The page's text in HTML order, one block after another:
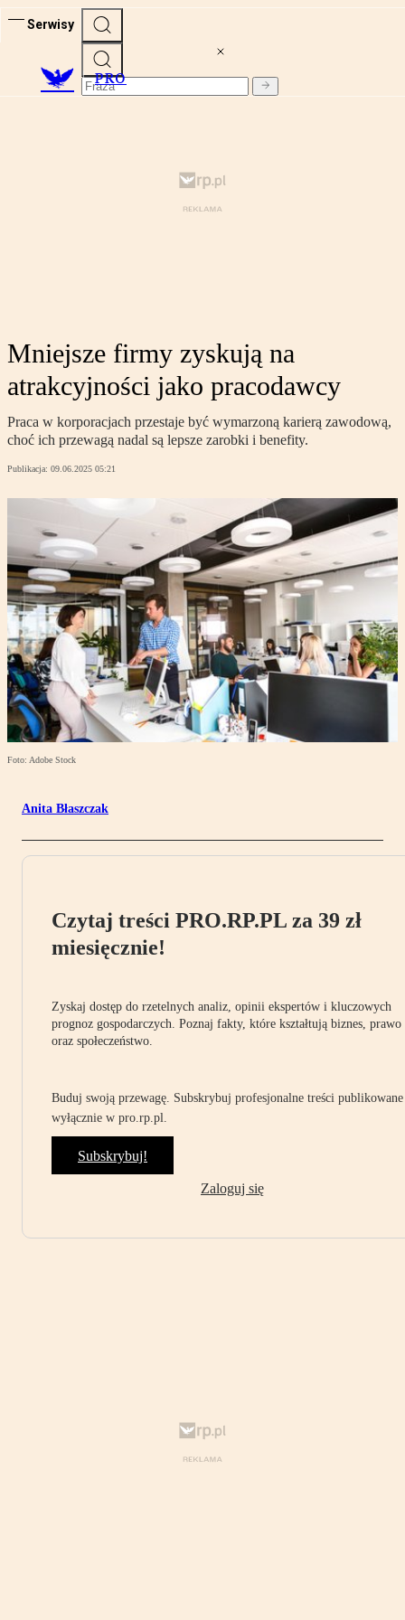
Serwisy
PRO
Mniejsze firmy zyskują na
atrakcyjności jako pracodawcy
Praca w korporacjach przestaje być wymarzoną karierą zawodową,
choć ich przewagą nadal są lepsze zarobki i benefity.
Publikacja: 09.06.2025 05:21
Foto: Adobe Stock
Anita Błaszczak
Czytaj treści PRO.RP.PL za 39 zł
miesięcznie!
Zyskaj dostęp do rzetelnych analiz, opinii ekspertów i kluczowych
prognoz gospodarczych. Poznaj fakty, które kształtują biznes, prawo
oraz społeczeństwo.
Buduj swoją przewagę. Subskrybuj profesjonalne treści publikowane
wyłącznie w pro.rp.pl.
Subskrybuj!
Zaloguj się